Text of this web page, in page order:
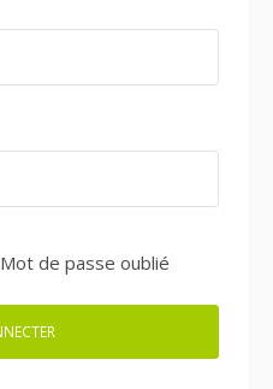
Mot de passe oublié